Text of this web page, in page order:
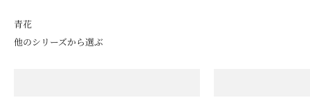
他のシリーズから選ぶ